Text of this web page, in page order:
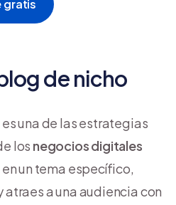
gratis
de nicho
es una de las estrategias
los negocios digitales
un tema específico,
a una audiencia con